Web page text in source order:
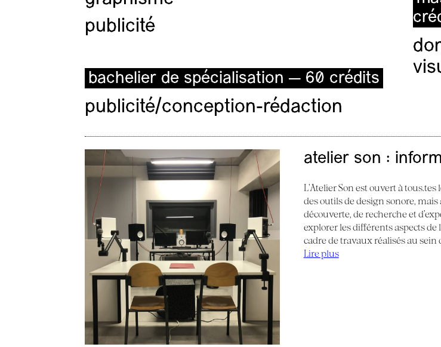
publicité
bachelier de spécialisation — 60 crédits
publicité/conception-rédaction
atelier son :
L’Atelier Son est ouvert à
des outils de design sonore,
découverte, de recherche et
explorer les différents aspects
cadre de travaux réalisés au sein
Lire plus